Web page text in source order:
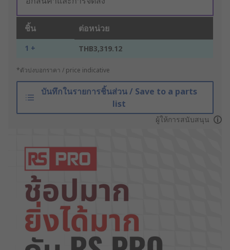
ชิ้น ต่อหน่วย
1 + THB3,319.12
*ตัวบ่งบอกราคา / price indicative
บันทึกในรายการชิ้นส่วน / Save to a parts
list
ผู้ให้การสนับสนุน